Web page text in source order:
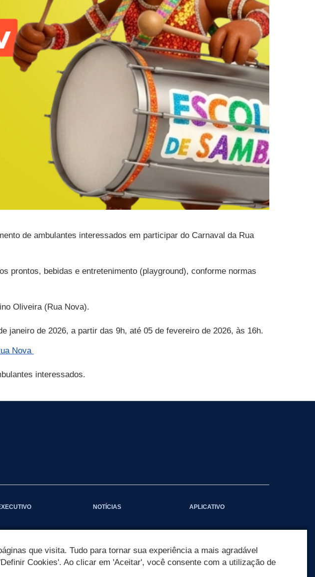
de ambulantes interessados em participar do Carnaval da Rua
prontos, bebidas e entretenimento (playground), conforme normas
Oliveira (Rua Nova).
de 2026, a partir das 9h, até 05 de fevereiro de 2026, às 16h.
Nova
interessados.
NOTÍCIAS APLICATIVO
que visita. Tudo para tornar sua experiência a mais agradável
Cookies'. Ao clicar em 'Aceitar', você consente com a utilização de